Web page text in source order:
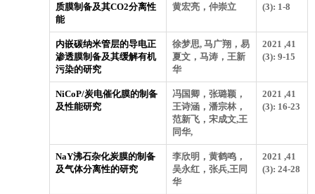
质膜制备及其CO2分离性
能
黄宏亮，仲崇立
(3): 1-8
内嵌碳纳米管层的导电正
渗透膜制备及其缓解有机
污染的研究
徐梦思, 马广翔，易
夏文，马涛，王新
华
2021 ,41
(3): 9-15
NiCoP/炭电催化膜的制备
及性能研究
冯国卿，张璐颖，
王诗涵，潘宗林，
范新飞，宋成文,王
同华,
2021 ,41
(3): 16-23
NaY沸石杂化炭膜的制备
及气体分离性的研究
李欣明，黄鹤鸣，
吴永红，张兵,王同
华
2021 ,41
(3): 24-28